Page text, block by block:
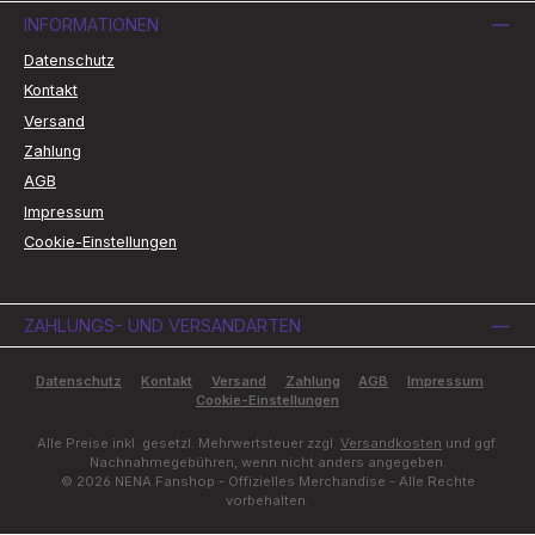
INFORMATIONEN
Datenschutz
Kontakt
Versand
Zahlung
AGB
Impressum
Cookie-Einstellungen
ZAHLUNGS- UND VERSANDARTEN
Datenschutz Kontakt Versand Zahlung AGB
Impressum
Cookie-Einstellungen
Alle Preise inkl. gesetzl. Mehrwertsteuer zzgl. Versandkosten und ggf.
Nachnahmegebühren, wenn nicht anders angegeben.
© 2026 NENA Fanshop - Offizielles Merchandise - Alle Rechte
vorbehalten.